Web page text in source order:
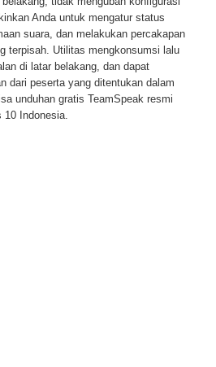
Anda untuk mengatur status
suara, dan melakukan percakapan
terpisah. Utilitas mengkonsumsi lalu
di latar belakang, dan dapat
dari peserta yang ditentukan dalam
unduhan gratis TeamSpeak resmi
10 Indonesia.